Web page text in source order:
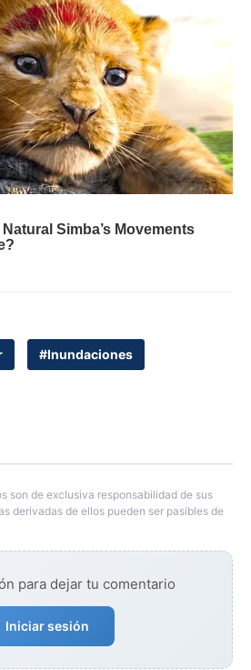
#Inundaciones
son de exclusiva responsabilidad de sus
derivadas de ellos pueden ser pasibles de
para dejar tu comentario
Iniciar sesión